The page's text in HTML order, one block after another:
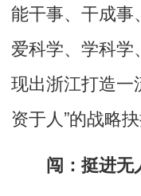
能干事、干成事
爱科学、学科
现出浙江打造一
资于人”的战略抉
闯：挺进无